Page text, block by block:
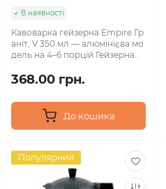
В наявності
Кавоварка гейзерна Empire Гр
аніт, V 350 мл — алюмінієва мо
дель на 4–6 порцій Гейзерна..
368.00 грн.
До кошика
Популярний